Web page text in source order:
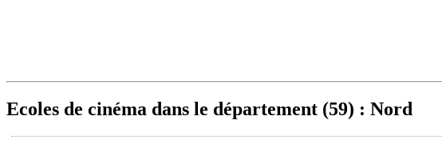
Ecoles de cinéma dans le département (59) : Nord